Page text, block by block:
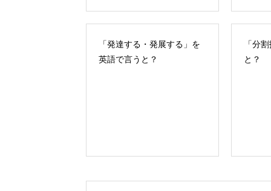
「発達する・発展する」を
英語で言うと？
「分
と？